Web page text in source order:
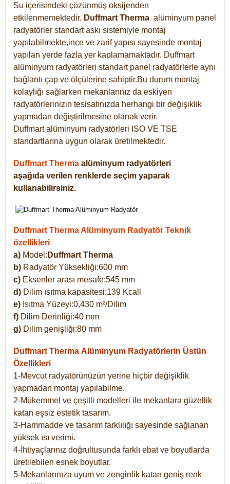
Su içerisindeki çözünmüş oksijenden
etkilenmemektedir. Duffmart Therma alüminyum panel
radyatörler standart askı sistemiyle montaj
yapılabilmekte,ince ve zarif yapısı sayesinde montaj
yapılan yerde fazla yer kaplamamaktadır. Duffmart
alüminyum radyatörleri standart panel radyatörlerle aynı
bağlantı çap ve ölçülerine sahiptir.Bu durum montaj
kolaylığı sağlarken mekanlarınız da eskiyen
radyatörlerinizin tesisatınızda herhangi bir değişiklik
yapmadan değiştirilmesine olanak verir.
Duffmart alüminyum radyatörleri ISO VE TSE
standartlarına uygun olarak üretilmektedir.
Duffmart Therma alüminyum radyatörleri
aşağıda verilen renklerde seçim yaparak
kullanabilirsiniz.
Duffmart Therma Alüminyum Radyatör Teknik
özellikleri
a) Model: Duffmart Therma
b) Radyatör Yüksekliği:600 mm
c) Eksenler arası mesafe:545 mm
d) Dilim ısıtma kapasitesi:139 Kcall
e) Isıtma Yüzeyi:0,430 m²/Dilim
f) Dilim Derinliği:40 mm
g) Dilim genişliği:80 mm
Duffmart Therma Alüminyum Radyatörlerin Üstün
Özellikleri
1-Mevcut radyatörünüzün yerine hiçbir değişiklik
yapmadan montaj yapılabilme.
2-Mükemmel ve çeşitli modelleri ile mekanlara güzellik
katan eşsiz estetik tasarım.
3-Hammadde ve tasarım farklılığı sayesinde sağlanan
yüksek ısı verimi.
4-İhtiyaçlarınız doğrultusunda farklı ebat ve boyutlarda
üretilebilen esnek boyutlar.
5-Mekanlarınıza uyum ve zenginlik katan geniş renk